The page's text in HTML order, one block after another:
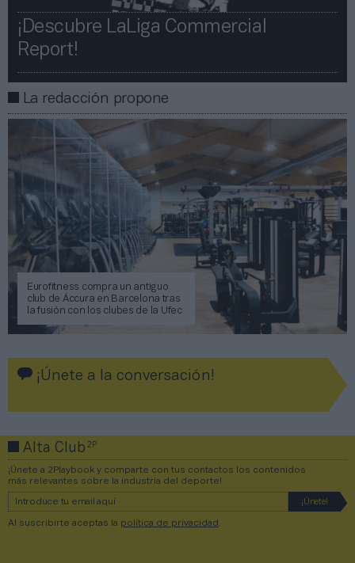
¡Descubre LaLiga Commercial
Report!​​
La redacción propone
Eurofitness compra un antiguo
club de Áccura en Barcelona tras
la fusión con los clubes de la Ufec
¡Únete a la conversación!
Alta Club2P
¡Únete a 2Playbook y comparte con tus contactos los contenidos
más relevantes sobre la industria del deporte!
Al suscribirte aceptas la política de privacidad .